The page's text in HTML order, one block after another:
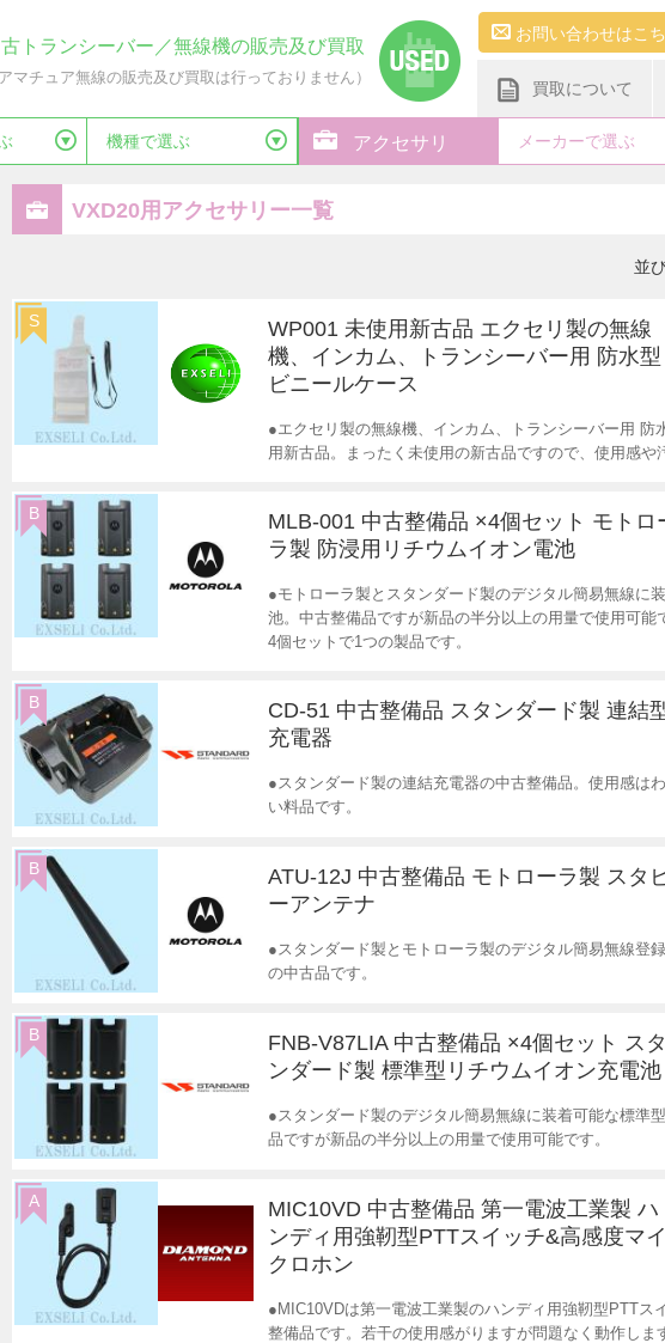
トランシーバー／無線機の販売及び買取
アマチュア無線の販売及び買取は行っておりません）
お問い合わせはこ
買取について
機種で選ぶ アクセサリ メーカーで選ぶ
VXD20用アクセサリー一覧
並
WP001 未使用新古品 エクセリ製の無線
機、インカム、トランシーバー用 防水型
ビニールケース
●エクセリ製の無線機、インカム、トランシーバー用 防
用新古品。まったく未使用の新古品ですので、使用感や
S
MLB-001 中古整備品 ×4個セット モトロ
ラ製 防浸用リチウムイオン電池
●モトローラ製とスタンダード製のデジタル簡易無線に
池。中古整備品ですが新品の半分以上の用量で使用可能
4個セットで1つの製品です。
B
CD-51 中古整備品 スタンダード製 連結
充電器
●スタンダード製の連結充電器の中古整備品。使用感は
い料品です。
B
ATU-12J 中古整備品 モトローラ製 スタ
ーアンテナ
●スタンダード製とモトローラ製のデジタル簡易無線登
の中古品です。
B
FNB-V87LIA 中古整備品 ×4個セット スタ
ンダード製 標準型リチウムイオン充電池
●スタンダード製のデジタル簡易無線に装着可能な標準
品ですが新品の半分以上の用量で使用可能です。
B
MIC10VD 中古整備品 第一電波工業製 ハ
ンディ用強靭型PTTスイッチ&高感度マイ
クロホン
●MIC10VDは第一電波工業製のハンディ用強靭型PTTス
整備品です。若干の使用感がりますが問題なく動作しま
A